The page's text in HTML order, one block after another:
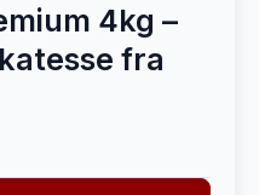
4kg –
fra